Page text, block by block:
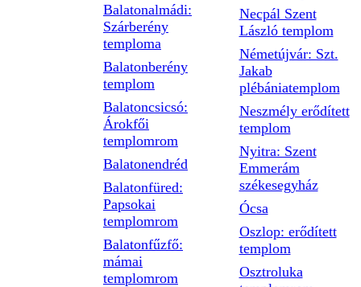
Balatonalmádi:
Szárberény
temploma
Balatonberény
templom
Balatoncsicsó:
Árokfői
templomrom
Balatonendréd
Balatonfüred:
Papsokai
templomrom
Balatonfűzfő:
mámai
templomrom
Necpál Szent
László templom
Németújvár: Szt.
Jakab
plébániatemplom
Neszmély erődített
templom
Nyitra: Szent
Emmerám
székesegyház
Ócsa
Oszlop: erődített
templom
Osztroluka